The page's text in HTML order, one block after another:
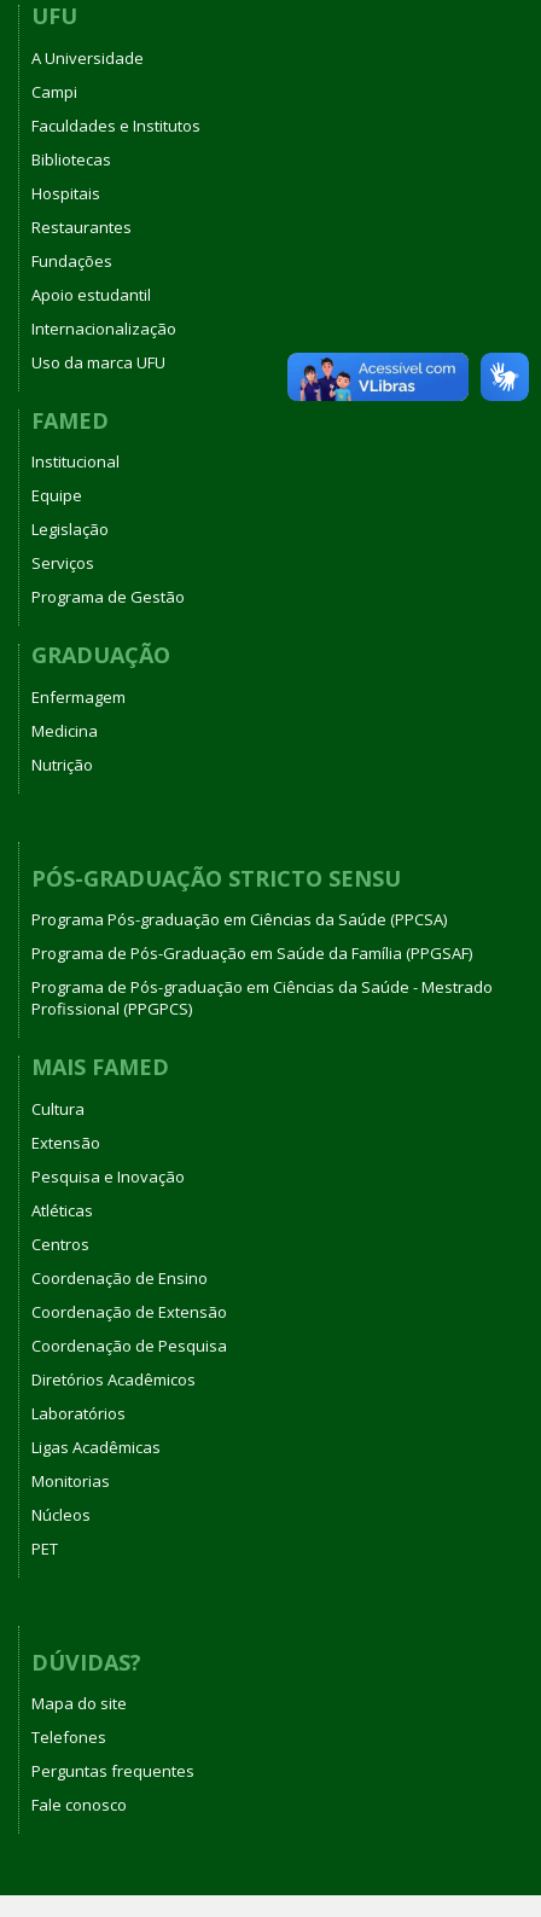
UFU
A Universidade
Campi
Faculdades e Institutos
Bibliotecas
Hospitais
Restaurantes
Fundações
Apoio estudantil
Internacionalização
Uso da marca UFU
FAMED
Institucional
Equipe
Legislação
Serviços
Programa de Gestão
GRADUAÇÃO
Enfermagem
Medicina
Nutrição
PÓS-GRADUAÇÃO STRICTO SENSU
Programa Pós-graduação em Ciências da Saúde (PPCSA)
Programa de Pós-Graduação em Saúde da Família (PPGSAF)
Programa de Pós-graduação em Ciências da Saúde - Mestrado
Profissional (PPGPCS)
MAIS FAMED
Cultura
Extensão
Pesquisa e Inovação
Atléticas
Centros
Coordenação de Ensino
Coordenação de Extensão
Coordenação de Pesquisa
Diretórios Acadêmicos
Laboratórios
Ligas Acadêmicas
Monitorias
Núcleos
PET
DÚVIDAS?
Mapa do site
Telefones
Perguntas frequentes
Fale conosco